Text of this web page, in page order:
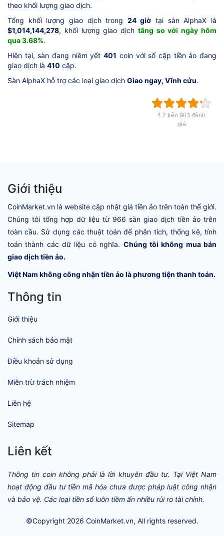
theo khối lượng giao dịch.
Tổng khối lượng giao dịch trong 24 giờ tại sàn AlphaX là
$1,014,144,278, khối lượng giao dịch tăng so với ngày hôm
qua 3.68%.
Hiện tại, sàn đang niêm yết401 coin với số cặp tiền ảo đang
giao dịch là 410 cặp.
Sàn AlphaX hỗ trợ các loại giao dịch Giao ngay, Vĩnh cửu.
4.2 trên 983 đánh
giá
Giới thiệu
CoinMarket.vn là website cập nhật giá tiền ảo trên toàn thế giới.
Chúng tôi tổng hợp dữ liệu từ 966 sàn giao dịch tiền ảo trên
toàn cầu. Sử dụng các thuật toán để phân tích, thống kê, tính
toán thành các dữ liệu có nghĩa. Chúng tôi không mua bán
giao dịch tiền ảo.
Việt Nam không công nhận tiền ảo là phương tiện thanh toán.
Thông tin
Giới thiệu
Chính sách bảo mật
Điều khoản sử dụng
Miễn trừ trách nhiệm
Liên hệ
Sitemap
Liên kết
Thông tin coin không phải là lời khuyên đầu tư. Tại Việt Nam
hoạt động đầu tư tiền mã hóa chưa được pháp luật công nhận
và bảo vệ. Các loại tiền số luôn tiềm ẩn nhiều rủi ro tài chính.
©Copyright 2026 CoinMarket.vn, All rights reserved.